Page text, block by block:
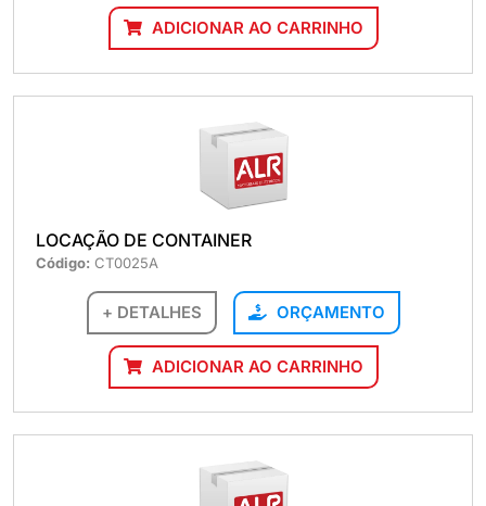
ADICIONAR AO CARRINHO
LOCAÇÃO DE CONTAINER
Código: CT0025A
+ DETALHES ORÇAMENTO
ADICIONAR AO CARRINHO